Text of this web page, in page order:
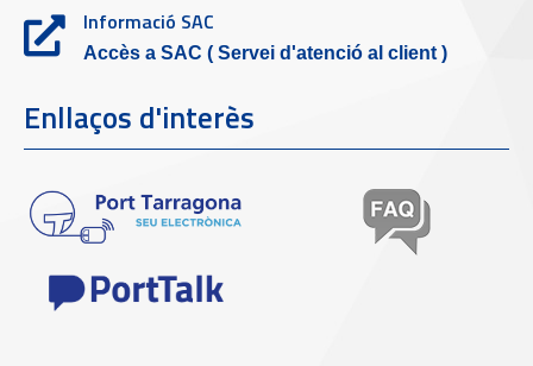
Informació SAC
Accès a SAC ( Servei d'atenció al client )
Enllaços d'interès